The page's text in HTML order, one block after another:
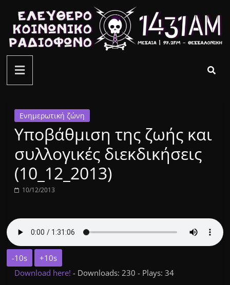
περιεχόμενο
ελεύθερο
κοινωνικό
ραδιόφωνο
1431AM
Ενημερωτική ζώνη
Υποβάθμιση της ζωής και
συλλογικές διεκδικήσεις
(10_12_2013)
10/12/2013
-10s
+10s
Download here!- Downloads: 230 - Plays: 34